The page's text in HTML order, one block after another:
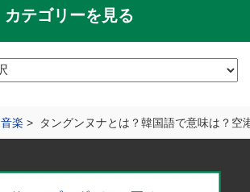
音楽 タングンヌナとは？韓国語で意味は？空
カテゴリーを見る